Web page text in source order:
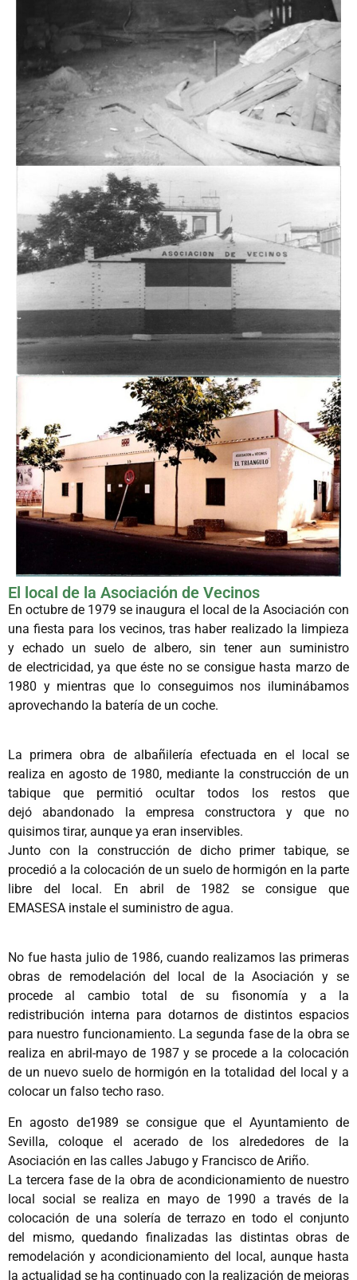
El local de la Asociación de Vecinos
En octubre de 1979 se inaugura el local de la Asociación con
una fiesta para los vecinos, tras haber realizado la limpieza
y echado un suelo de albero, sin tener aun suministro
de electricidad, ya que éste no se consigue hasta marzo de
1980 y mientras que lo conseguimos nos iluminábamos
aprovechando la batería de un coche.
La primera obra de albañilería efectuada en el local se
realiza en agosto de 1980, mediante la construcción de un
tabique que permitió ocultar todos los restos que
dejó abandonado la empresa constructora y que no
quisimos tirar, aunque ya eran inservibles.
Junto con la construcción de dicho primer tabique, se
procedió a la colocación de un suelo de hormigón en la parte
libre del local. En abril de 1982 se consigue que
EMASESA instale el suministro de agua.
No fue hasta julio de 1986, cuando realizamos las primeras
obras de remodelación del local de la Asociación y se
procede al cambio total de su fisonomía y a la
redistribución interna para dotarnos de distintos espacios
para nuestro funcionamiento. La segunda fase de la obra se
realiza en abril-mayo de 1987 y se procede a la colocación
de un nuevo suelo de hormigón en la totalidad del local y a
colocar un falso techo raso.
En agosto de1989 se consigue que el Ayuntamiento de
Sevilla, coloque el acerado de los alrededores de la
Asociación en las calles Jabugo y Francisco de Ariño.
La tercera fase de la obra de acondicionamiento de nuestro
local social se realiza en mayo de 1990 a través de la
colocación de una solería de terrazo en todo el conjunto
del mismo, quedando finalizadas las distintas obras de
remodelación y acondicionamiento del local, aunque hasta
la actualidad se ha continuado con la realización de mejoras